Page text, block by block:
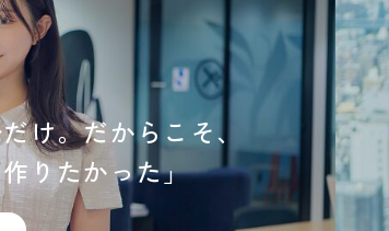
け。だからこそ、
りたかった」